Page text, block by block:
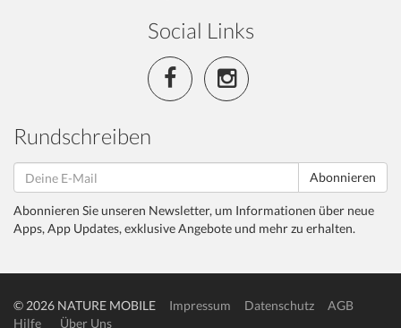
Social Links
Rundschreiben
Abonnieren
Abonnieren Sie unseren Newsletter, um Informationen über neue
Apps, App Updates, exklusive Angebote und mehr zu erhalten.
© 2026 NATURE MOBILE Impressum Datenschutz
AGB
Hilfe
Über Uns